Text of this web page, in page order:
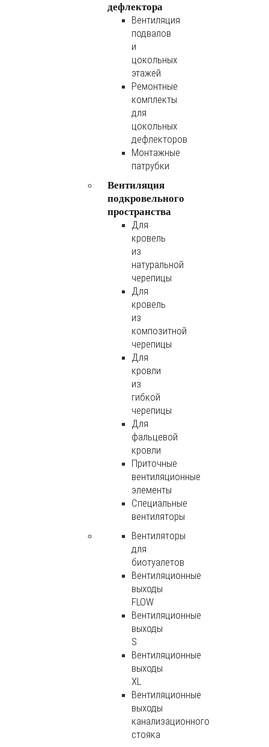
дефлектора
Вентиляция
подвалов
и
цокольных
этажей
Ремонтные
комплекты
для
цокольных
дефлекторов
Монтажные
патрубки
Вентиляция
подкровельного
пространства
Для
кровель
из
натуральной
черепицы
Для
кровель
из
композитной
черепицы
Для
кровли
из
гибкой
черепицы
Для
фальцевой
кровли
Приточные
вентиляционные
элементы
Специальные
вентиляторы
Вентиляторы
для
биотуалетов
Вентиляционные
выходы
FLOW
Вентиляционные
выходы
S
Вентиляционные
выходы
XL
Вентиляционные
выходы
канализационного
стояка